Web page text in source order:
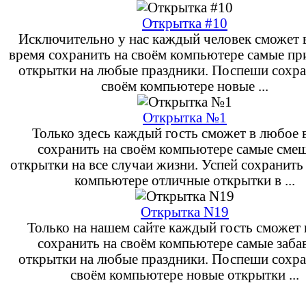
Открытка #10
Исключительно у нас каждый человек сможет
время сохранить на своём компьютере самые
открытки на любые праздники. Поспеши
своём компьютере новые ...
Открытка №1
Только здесь каждый гость сможет в любое
сохранить на своём компьютере самые
открытки на все случаи жизни. Успей
компьютере отличные открытки в ...
Открытка N19
Только на нашем сайте каждый гость сможет
сохранить на своём компьютере самые
открытки на любые праздники. Поспеши
своём компьютере новые открытки ...